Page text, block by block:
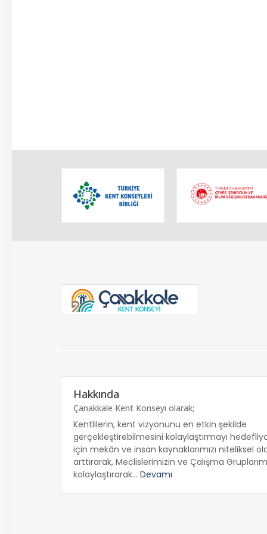
Hakkında
Çanakkale Kent Konseyi olarak;
Kentlilerin, kent vizyonunu en etkin şekilde
gerçekleştirebilmesini kolaylaştırmayı
için mekân ve insan kaynaklarımızı niteliksel
arttırarak, Meclislerimizin ve Çalışma
kolaylaştırarak... Devamı